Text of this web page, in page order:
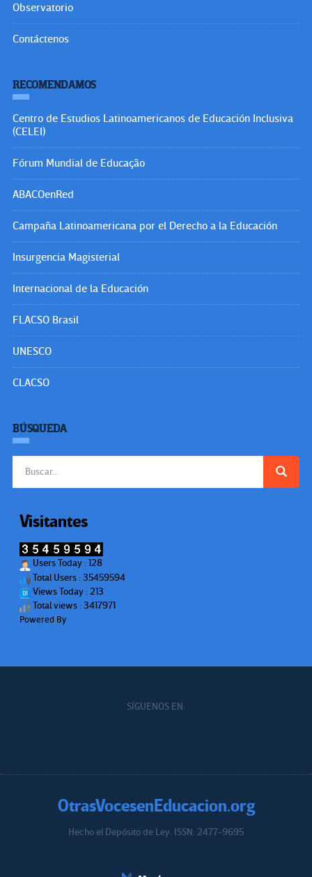
Observatorio
Contáctenos
RECOMENDAMOS
Centro de Estudios Latinoamericanos de Educación Inclusiva
(CELEI)
Fórum Mundial de Educação
ABACOenRed
Campaña Latinoamericana por el Derecho a la Educación
Insurgencia Magisterial
Internacional de la Educación
FLACSO Brasil
UNESCO
CLACSO
BÚSQUEDA
Visitantes
Users Today : 128
Total Users : 35459594
Views Today : 213
Total views : 3417971
Powered By
SÍGUENOS EN:
OtrasVocesenEducacion.org
Hecho el Depósito de Ley. ISSN: 2477-9695